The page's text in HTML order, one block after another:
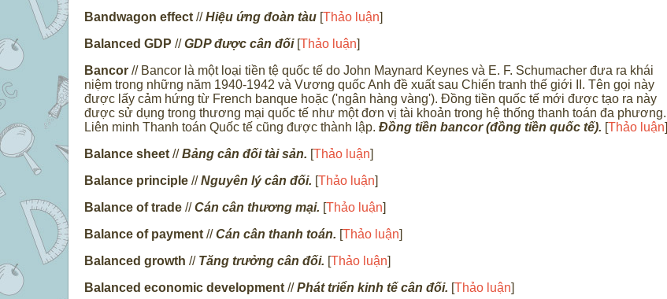
Bandwagon effect //Hiệu ứng đoàn tàu [Thảo luận]
Balanced GDP //GDP được cân đối[Thảo luận]
Bancor // Bancor là một loại tiền tệ quốc tế do John Maynard Keynes và E. F. Schumacher đưa ra khái
niệm trong những năm 1940-1942 và Vương quốc Anh đề xuất sau Chiến tranh thế giới II. Tên gọi này
được lấy cảm hứng từ French banque hoặc ('ngân hàng vàng'). Đồng tiền quốc tế mới được tạo ra này
được sử dụng trong thương mại quốc tế như một đơn vị tài khoản trong hệ thống thanh toán đa phương.
Liên minh Thanh toán Quốc tế cũng được thành lập. Đồng tiền bancor (đồng tiền quốc tế). [Thảo luận]
Balance sheet //Bảng cân đối tài sản. [Thảo luận]
Balance principle //Nguyên lý cân đối. [Thảo luận]
Balance of trade //Cán cân thương mại. [Thảo luận]
Balance of payment //Cán cân thanh toán. [Thảo luận]
Balanced growth // Tăng trưởng cân đối. [Thảo luận]
Balanced economic development //Phát triển kinh tế cân đối. [Thảo luận]